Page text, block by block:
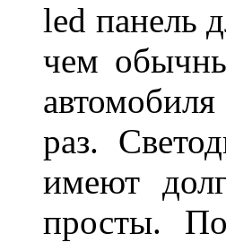
led панель
чем
раз.
имеют
просты.